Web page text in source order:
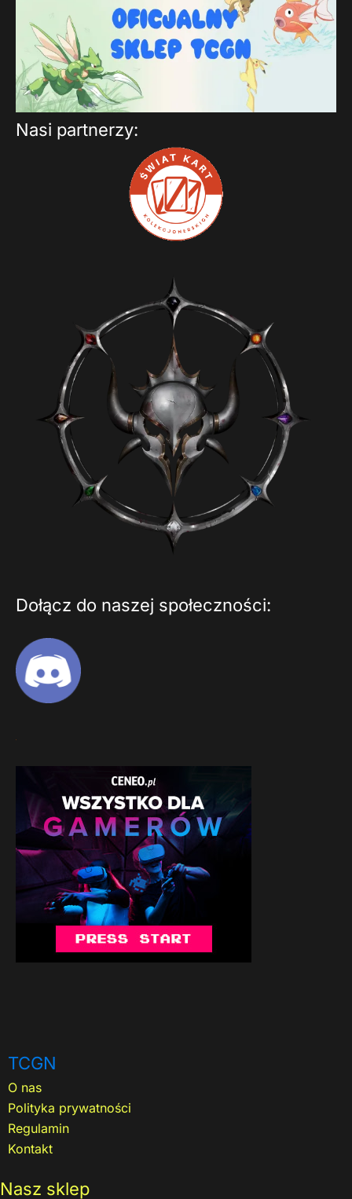
Nasi partnerzy:
Dołącz do naszej społeczności:
TCGN
O nas
Polityka prywatności
Regulamin
Kontakt
Nasz sklep